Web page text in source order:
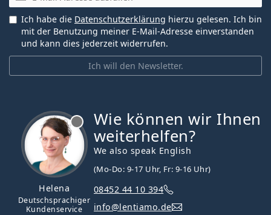
Ich will den Newsletter.
Ich habe die Datenschutzerklärung hierzu gelesen. Ich bin
mit der Benutzung meiner E-Mail-Adresse einverstanden
und kann dies jederzeit widerrufen.
Helena
Deutschsprachiger
Kundenservice
Wie können wir Ihnen
weiterhelfen?
We also speak English
(Mo-Do: 9-17 Uhr, Fr: 9-16 Uhr)
08452 44 10 394
info@lentiamo.de